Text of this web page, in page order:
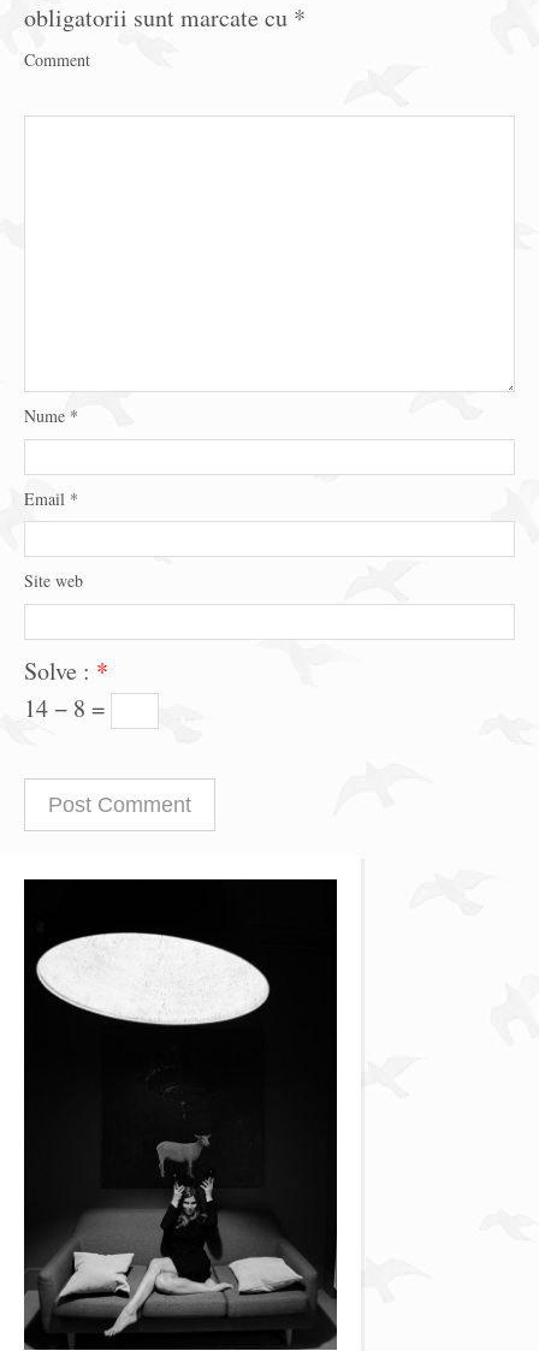
obligatorii sunt marcate cu *
Comment
Nume *
Email *
Site web
Solve : *
14 − 8 =